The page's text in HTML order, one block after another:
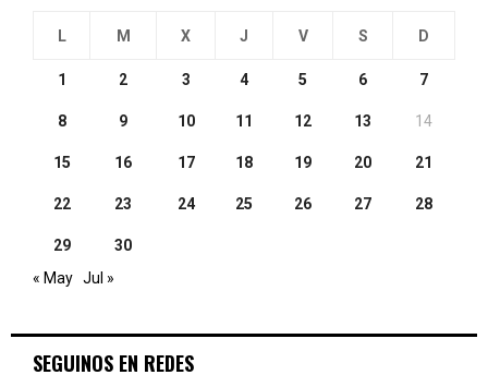
L M X J V S D
1 2 3 4 5 6 7
8 9 10 11 12 13 14
15 16 17 18 19 20 21
22 23 24 25 26 27 28
29
30
« May Jul »
SEGUINOS EN REDES